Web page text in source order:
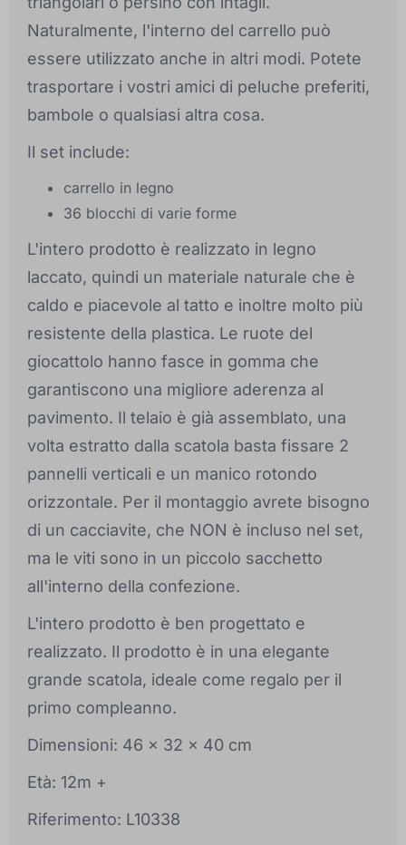
Naturalmente, l'interno del carrello può
essere utilizzato anche in altri modi. Potete
trasportare i vostri amici di peluche preferiti,
bambole o qualsiasi altra cosa.
Il set include:
carrello in legno
36 blocchi di varie forme
L'intero prodotto è realizzato in legno
laccato, quindi un materiale naturale che è
caldo e piacevole al tatto e inoltre molto più
resistente della plastica. Le ruote del
giocattolo hanno fasce in gomma che
garantiscono una migliore aderenza al
pavimento. Il telaio è già assemblato, una
volta estratto dalla scatola basta fissare 2
pannelli verticali e un manico rotondo
orizzontale. Per il montaggio avrete bisogno
di un cacciavite, che NON è incluso nel set,
ma le viti sono in un piccolo sacchetto
all'interno della confezione.
L'intero prodotto è ben progettato e
realizzato. Il prodotto è in una elegante
grande scatola, ideale come regalo per il
primo compleanno.
Dimensioni: 46 x 32 x 40 cm
Età: 12m +
Riferimento: L10338